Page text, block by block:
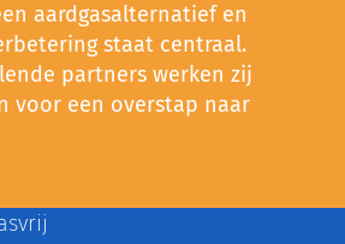
aardgasalternatief en
staat centraal.
partners werken zij
voor een overstap naar